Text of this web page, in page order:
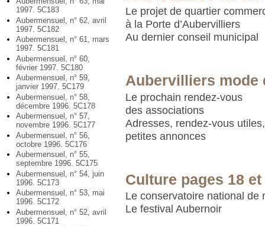
1997. 5C183
Aubermensuel, n° 62, avril
1997. 5C182
Aubermensuel, n° 61, mars
1997. 5C181
Aubermensuel, n° 60,
février 1997. 5C180
Aubermensuel, n° 59,
janvier 1997. 5C179
Aubermensuel, n° 58,
décembre 1996. 5C178
Aubermensuel, n° 57,
novembre 1996. 5C177
Aubermensuel, n° 56,
octobre 1996. 5C176
Aubermensuel, n° 55,
septembre 1996. 5C175
Aubermensuel, n° 54, juin
1996. 5C173
Aubermensuel, n° 53, mai
1996. 5C172
Aubermensuel, n° 52, avril
1996. 5C171
Le projet de quartier
à la Porte d’Aubervilliers
Au dernier conseil municipal
Aubervilliers mode
Le prochain rendez-vous
des associations
Adresses, rendez-vous utiles,
petites annonces
Culture pages 18 et
Le conservatoire national de
Le festival Aubernoir